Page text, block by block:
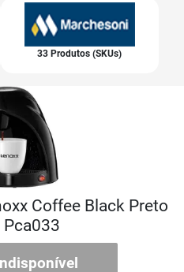
33 Produtos (SKUs)
Coffee Black Preto
Pca033